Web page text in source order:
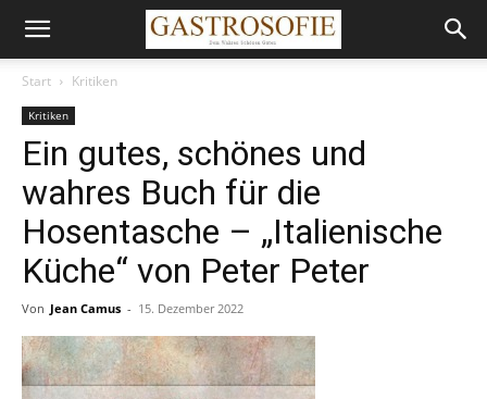
Start Kritiken
Kritiken
Ein gutes, schönes und
wahres Buch für die
Hosentasche – „Italienische
Küche“ von Peter Peter
Von Jean Camus - 15. Dezember 2022